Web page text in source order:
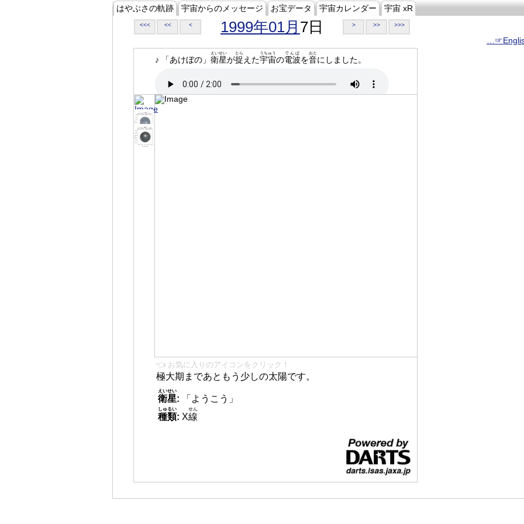
はやぶさの軌跡 宇宙からのメッセージ お宝データ 宇宙カレンダー 宇宙 xR
<<< << < 1999年01月 7日 > >> >>>
♪ 「あけぼの」 衛星
えいせい
が捉
とら
えた宇宙
うちゅう
の電波
でんぱ
を音
おと
にしました。
👈 お気に入りのアイコンをクリック！
極大期まであともう少しの太陽です。
衛星
えいせい
:
「ようこう」
種類
しゅるい
: X線
せん